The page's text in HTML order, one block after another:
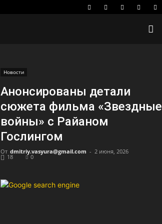
Новости
Анонсированы детали
сюжета фильма «Звездные
войны» с Райаном
Гослингом
От dmitriy.vasyura@gmail.com - 2 июня, 2026
18 0